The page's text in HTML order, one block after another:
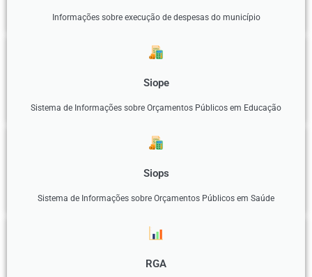
Informações sobre execução de despesas do município
Siope
Sistema de Informações sobre Orçamentos Públicos em Educação
Siops
Sistema de Informações sobre Orçamentos Públicos em Saúde
RGA